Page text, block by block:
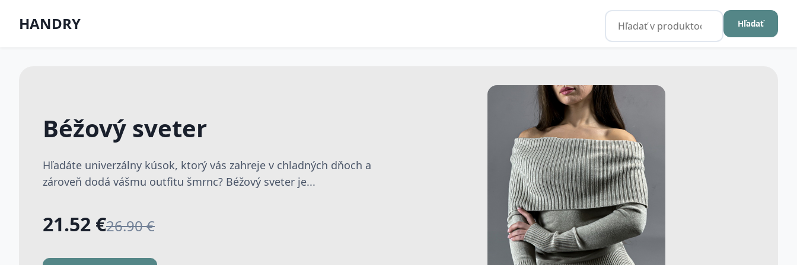
HANDRY Hľadať
Béžový sveter
Hľadáte univerzálny kúsok, ktorý vás zahreje v chladných dňoch a
zároveň dodá vášmu outfitu šmrnc? Béžový sveter je...
21.52 €26.90 €